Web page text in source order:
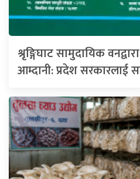
श्रृङ्गिघाट सामुदायिक
आम्दानी: प्रदेश सरकारलाई